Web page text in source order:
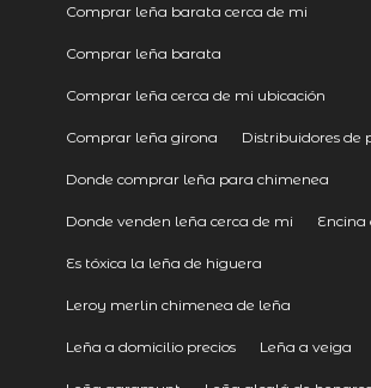
Comprar leña barata cerca de mi
Comprar leña barata
Comprar leña cerca de mi ubicación
Comprar leña girona Distribuidores de
Donde comprar leña para chimenea
Donde venden leña cerca de mi Encina
Es tóxica la leña de higuera
Leroy merlin chimenea de leña
Leña a domicilio precios Leña a veiga